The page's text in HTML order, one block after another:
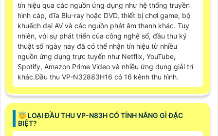
tín hiệu qua các nguồn ứng dụng như hệ thống truyền
hình cáp, đĩa Blu-ray hoặc DVD, thiết bị chơi game, bộ
khuếch đại AV và các nguồn phát âm thanh khác. Tuy
nhiên, với sự phát triển của công nghệ số, đầu thu kỹ
thuật số ngày nay đã có thể nhận tín hiệu từ nhiều
nguồn ứng dụng trực tuyến như Netflix, YouTube,
Spotify, Amazon Prime Video và nhiều ứng dụng giải trí
khác.Đầu thu VP-N32883H16 có 16 kênh thu hình.
😇 LOẠI ĐẦU THU VP-N83H CÓ TÍNH NĂNG GÌ ĐẶC
BIỆT?